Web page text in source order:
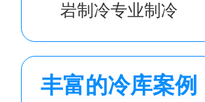
岩制冷专业制冷
丰富的冷库案例